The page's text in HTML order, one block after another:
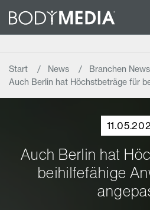
Start News
Branchen News
Auch Berlin hat Höchstbeträge für
Auch Berlin hat
beihilfefähige